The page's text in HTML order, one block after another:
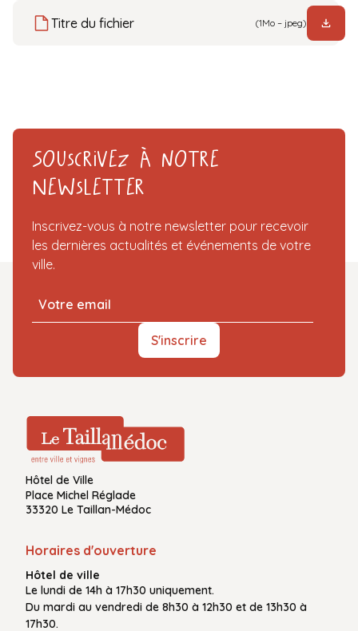
Titre du fichier (1Mo – jpeg)
Souscrivez à notre
Newsletter
Inscrivez-vous à notre newsletter pour recevoir
les dernières actualités et événements de votre
ville.
S'inscrire
Hôtel de Ville
Place Michel Réglade
33320 Le Taillan-Médoc
Horaires d'ouverture
Hôtel de ville
Le lundi de 14h à 17h30 uniquement.
Du mardi au vendredi de 8h30 à 12h30 et de 13h30 à
17h30.